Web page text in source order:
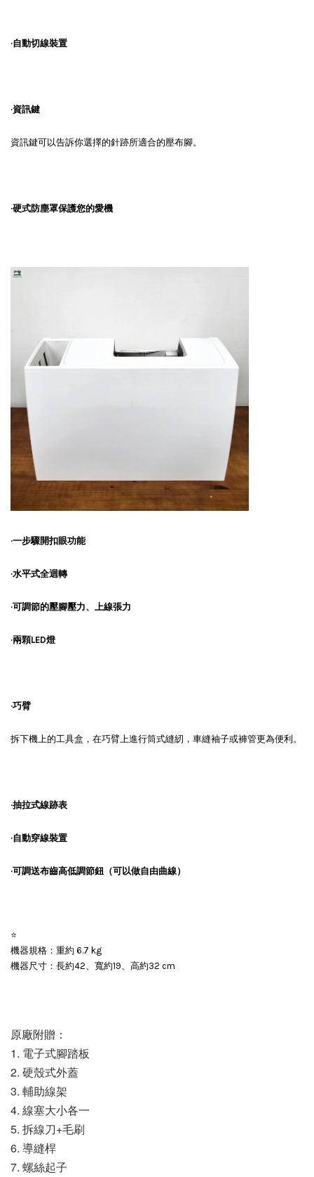
·自動切線裝置
·資訊鍵
資訊鍵可以告訴你選擇的針跡所適合的壓布腳。
·硬式防塵罩保護您的愛機
·一步驟開扣眼功能
·水平式全迴轉
·可調節的壓腳壓力、上線張力
·兩顆LED燈
·巧臂
拆下機上的工具盒，在巧臂上進行筒式縫紉，車縫袖子或褲管更為便利。
·抽拉式線跡表
·自動穿線裝置
·可調送布齒高低調節鈕 （可以做自由曲線）
⭐
機器規格：重約 6.7 kg
機器尺寸：長約42、寬約19、高約32 cm
原廠附贈：
1. 電子式腳踏板
2. 硬殼式外蓋
3. 輔助線架
4. 線塞大小各一
5. 拆線刀+毛刷
6. 導縫桿
7. 螺絲起子